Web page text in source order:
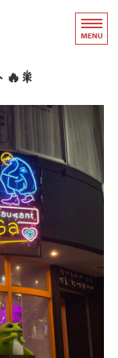
沖縄県の不動産売買